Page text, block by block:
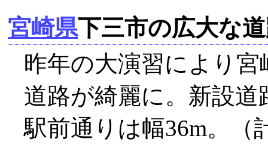
宮崎県下三市の広大な
昨年の大演習により
道路が綺麗に。新設
駅前通りは幅36m。（